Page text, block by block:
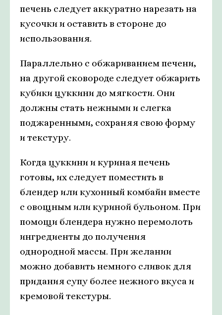
печень следует аккуратно нарезать на
кусочки и оставить в стороне до
использования.
Параллельно с обжариванием печени,
на другой сковороде следует обжарить
кубики цуккини до мягкости. Они
должны стать нежными и слегка
поджаренными, сохраняя свою форму
и текстуру.
Когда цуккини и куриная печень
готовы, их следует поместить в
блендер или кухонный комбайн вместе
с овощным или куриной бульоном. При
помощи блендера нужно перемолоть
ингредиенты до получения
однородной массы. При желании
можно добавить немного сливок для
придания супу более нежного вкуса и
кремовой текстуры.